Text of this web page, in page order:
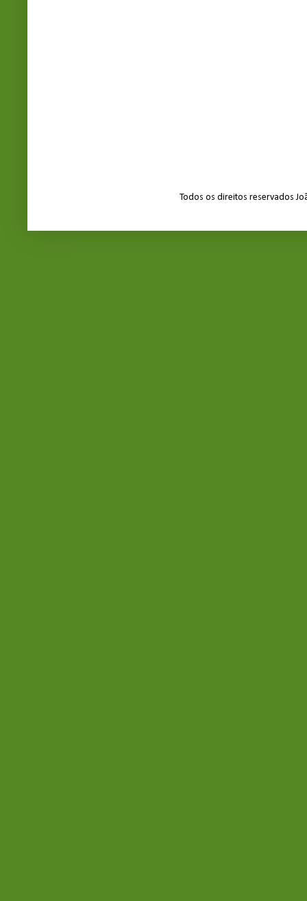
Todos os direitos reservados